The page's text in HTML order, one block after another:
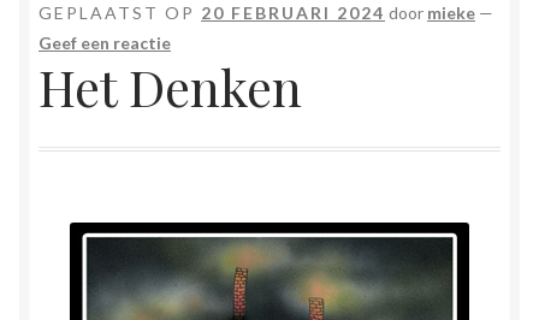
Algemene voorwaarden
Anders leven in een sterk veranderende tijd
Bewust omgaan met hoog gevoeligheid
GEPLAATST OP 20 FEBRUARI 2024 door mieke —
Geef een reactie
Het Denken